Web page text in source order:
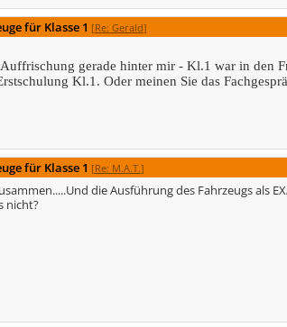
für Klasse 1 [Re: Gerald]
gerade hinter mir - Kl.1 war in den
Kl.1. Oder meinen Sie das
für Klasse 1 [Re: M.A.T.]
die Ausführung des Fahrzeugs als
nicht?